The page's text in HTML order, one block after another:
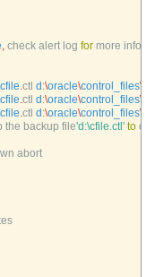
, check alert log for more info
cfile.ctl d :\oracle\control_files\
cfile.ctl d :\oracle\control_files\
cfile.ctl d :\oracle\control_files\
the backup file'd:\cfile.ctl' to
abort